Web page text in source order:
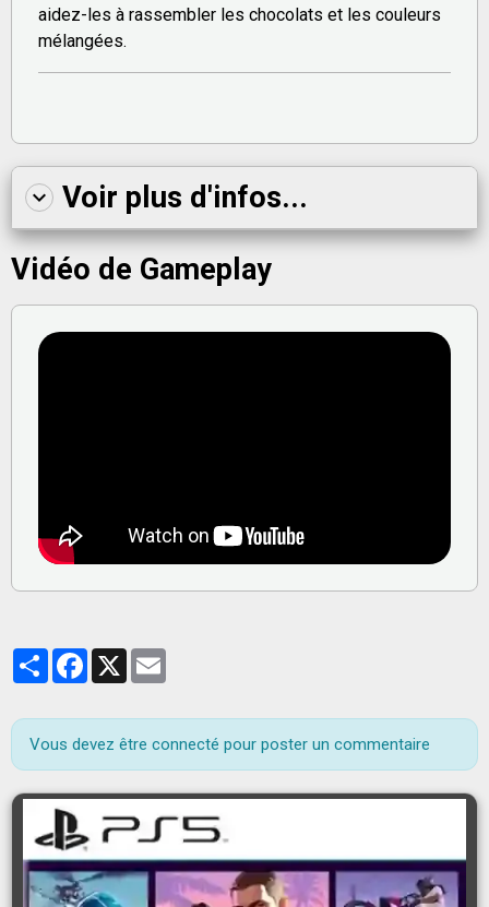
aidez-les à rassembler les chocolats et les couleurs
mélangées.
Voir plus d'infos...
Vidéo de Gameplay
PartagerFacebook
X
Vous devez être connecté pour poster un commentaire